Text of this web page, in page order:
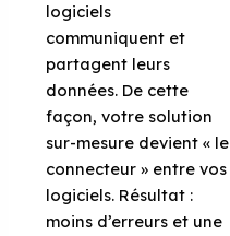
logiciels
communiquent et
partagent leurs
données. De cette
façon, votre solution
sur-mesure devient « le
connecteur » entre vos
logiciels. Résultat :
moins d’erreurs et une